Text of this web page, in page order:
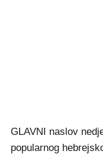
GLAVNI naslov
popularnog